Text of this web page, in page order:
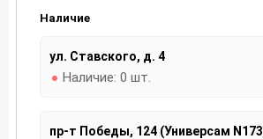
Наличие
ул. Ставского, д. 4
Наличие: 0 шт.
пр-т Победы, 124 (Универсам